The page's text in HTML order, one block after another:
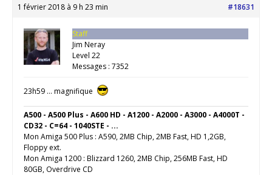
1 février 2018 à 9 h 23 min #18631
Staff
Jim Neray
Level 22
Messages : 7352
23h59 … magnifique
A500 - A500 Plus - A600 HD - A1200 - A2000 - A3000 - A4000T -
CD32 - C=64 - 1040STE - ...
Mon Amiga 500 Plus : A590, 2MB Chip, 2MB Fast, HD 1,2GB,
Floppy ext.
Mon Amiga 1200 : Blizzard 1260, 2MB Chip, 256MB Fast, HD
80GB, Overdrive CD